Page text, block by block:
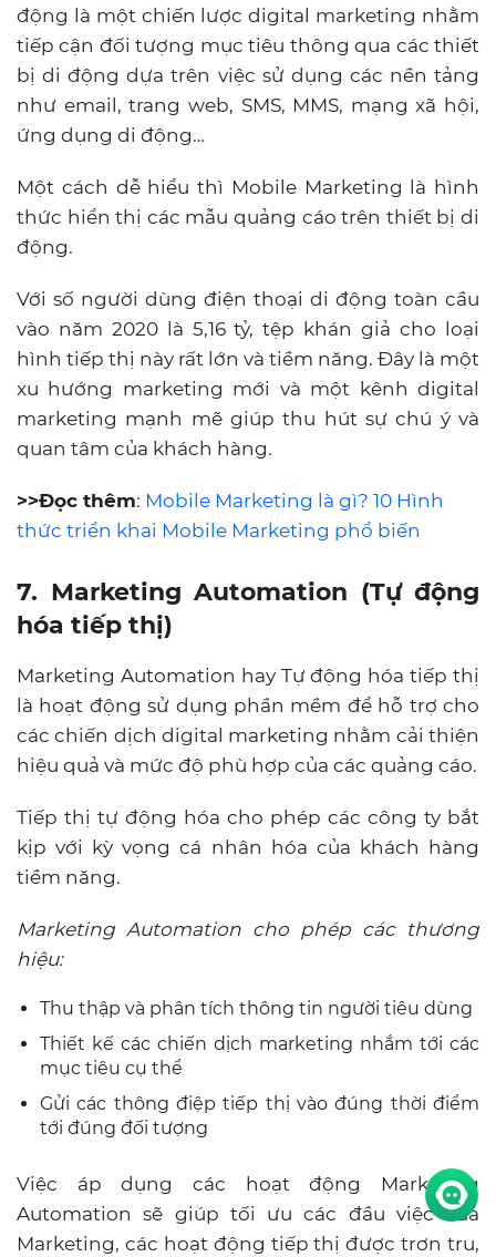
động là một chiến lược digital marketing nhằm
tiếp cận đối tượng mục tiêu thông qua các thiết
bị di động dựa trên việc sử dụng các nền tảng
như email, trang web, SMS, MMS, mạng xã hội,
ứng dụng di động…
Một cách dễ hiểu thì Mobile Marketing là hình
thức hiển thị các mẫu quảng cáo trên thiết bị di
động.
Với số người dùng điện thoại di động toàn cầu
vào năm 2020 là 5,16 tỷ, tệp khán giả cho loại
hình tiếp thị này rất lớn và tiềm năng. Đây là một
xu hướng marketing mới và một kênh digital
marketing mạnh mẽ giúp thu hút sự chú ý và
quan tâm của khách hàng.
>>Đọc thêm: Mobile Marketing là gì? 10 Hình
thức triển khai Mobile Marketing phổ biến
7. Marketing Automation (Tự động
hóa tiếp thị)
Marketing Automation hay Tự động hóa tiếp thị
là hoạt động sử dụng phần mềm để hỗ trợ cho
các chiến dịch digital marketing nhằm cải thiện
hiệu quả và mức độ phù hợp của các quảng cáo.
Tiếp thị tự động hóa cho phép các công ty bắt
kịp với kỳ vọng cá nhân hóa của khách hàng
tiềm năng.
Marketing Automation cho phép các thương
hiệu:
Thu thập và phân tích thông tin người tiêu dùng
Thiết kế các chiến dịch marketing nhắm tới các
mục tiêu cụ thể
Gửi các thông điệp tiếp thị vào đúng thời điểm
tới đúng đối tượng
Việc áp dụng các hoạt động Marketing
Automation sẽ giúp tối ưu các đầu việc của
Marketing, các hoạt động tiếp thị được trơn tru,